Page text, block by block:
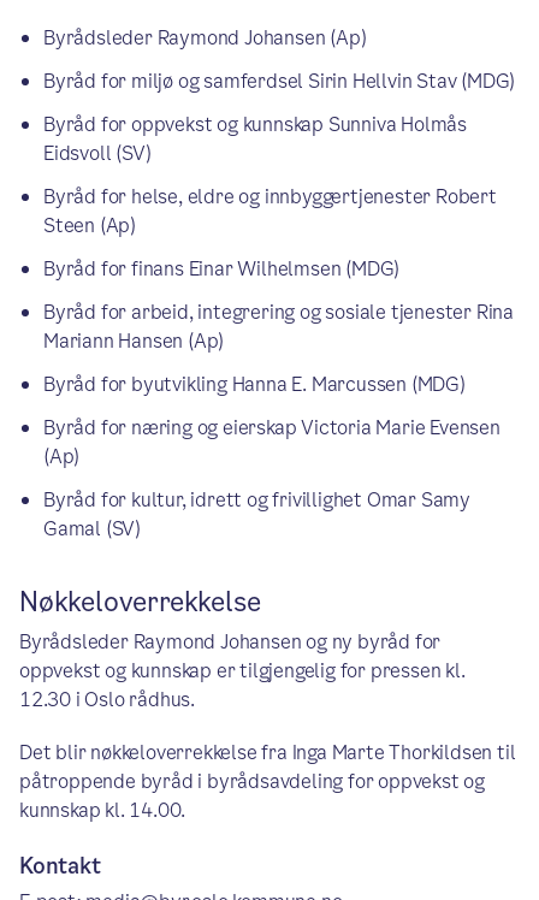
Byrådsleder Raymond Johansen (Ap)
Byråd for miljø og samferdsel Sirin Hellvin Stav (MDG)
Byråd for oppvekst og kunnskap Sunniva Holmås
Eidsvoll (SV)
Byråd for helse, eldre og innbyggertjenester Robert
Steen (Ap)
Byråd for finans Einar Wilhelmsen (MDG)
Byråd for arbeid, integrering og sosiale tjenester Rina
Mariann Hansen (Ap)
Byråd for byutvikling Hanna E. Marcussen (MDG)
Byråd for næring og eierskap Victoria Marie Evensen
(Ap)
Byråd for kultur, idrett og frivillighet Omar Samy
Gamal (SV)
Nøkkeloverrekkelse
Byrådsleder Raymond Johansen og ny byråd for
oppvekst og kunnskap er tilgjengelig for pressen kl.
12.30 i Oslo rådhus.
Det blir nøkkeloverrekkelse fra Inga Marte Thorkildsen til
påtroppende byråd i byrådsavdeling for oppvekst og
kunnskap kl. 14.00.
Kontakt